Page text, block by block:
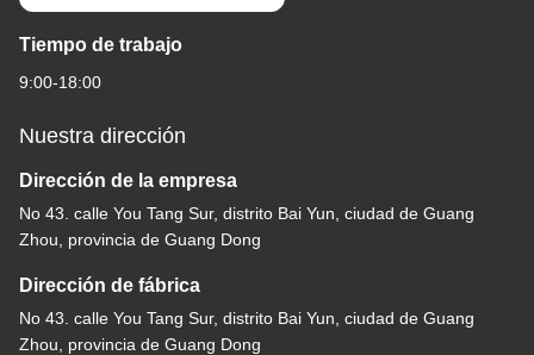
Tiempo de trabajo
9:00-18:00
Nuestra dirección
Dirección de la empresa
No 43. calle You Tang Sur, distrito Bai Yun, ciudad de Guang
Zhou, provincia de Guang Dong
Dirección de fábrica
No 43. calle You Tang Sur, distrito Bai Yun, ciudad de Guang
Zhou, provincia de Guang Dong